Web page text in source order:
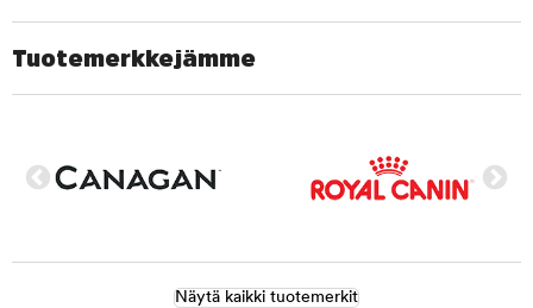
Tuotemerkkejämme
Näytä kaikki tuotemerkit